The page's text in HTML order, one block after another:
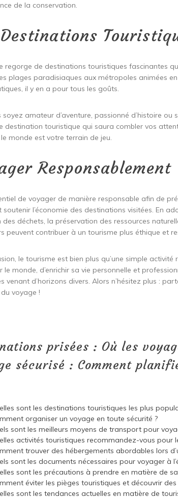
de la conservation.
regorge de destinations touristiques fascinantes
plages paradisiaques aux métropoles animées
il y en a pour tous les goûts.
soyez amateur d’aventure, passionné d’histoire
destination touristique qui saura combler vos
monde est votre terrain de jeu.
Responsablement
de voyager de manière responsable afin de
soutenir l’économie des destinations visitées. En
des déchets, la préservation des ressources
peuvent contribuer à un tourisme plus éthique et
le tourisme est bien plus qu’une simple
le monde, d’enrichir sa vie personnelle et
venant d’horizons divers. Alors n’hésitez plus :
voyage !
prisées : Où les
sécurisé : Comment
sont les destinations touristiques les plus
organiser un voyage en toute sécurité ?
sont les meilleurs moyens de transport pour
activités touristiques recommandez-vous pour
trouver des hébergements abordables lors
sont les documents nécessaires pour voyager à
sont les précautions à prendre en matière de
éviter les pièges touristiques et découvrir
sont les tendances actuelles en matière de